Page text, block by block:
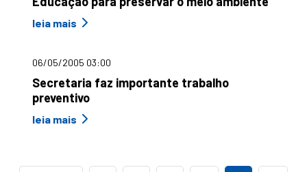
leia mais
06/05/2005 03:00
Secretaria faz importante trabalho
preventivo
leia mais